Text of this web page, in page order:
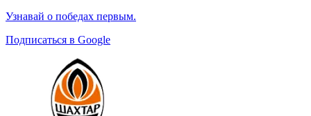
Узнавай о победах первым.
Подписаться в Google